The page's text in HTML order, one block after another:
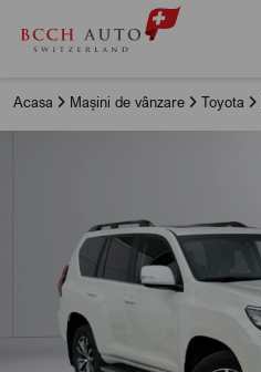
Acasa Mașini de vânzare Toyota